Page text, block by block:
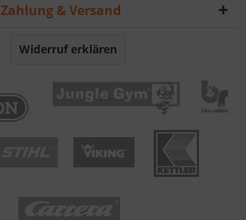
Zahlung & Versand
Widerruf erklären